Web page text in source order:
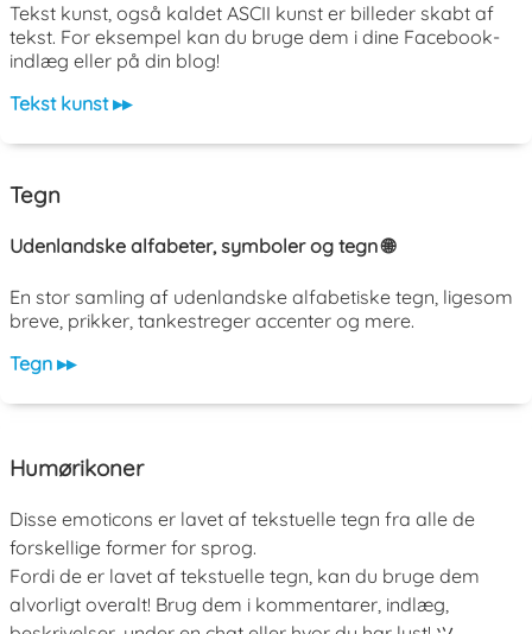
Tekst kunst, også kaldet ASCII kunst er billeder skabt af
tekst. For eksempel kan du bruge dem i dine Facebook-
indlæg eller på din blog!
Tekst kunst ▸▸
Tegn
Udenlandske alfabeter, symboler og tegn 🌐
En stor samling af udenlandske alfabetiske tegn, ligesom
breve, prikker, tankestreger accenter og mere.
Tegn ▸▸
Humørikoner
Disse emoticons er lavet af tekstuelle tegn fra alle de
forskellige former for sprog.
Fordi de er lavet af tekstuelle tegn, kan du bruge dem
alvorligt overalt! Brug dem i kommentarer, indlæg,